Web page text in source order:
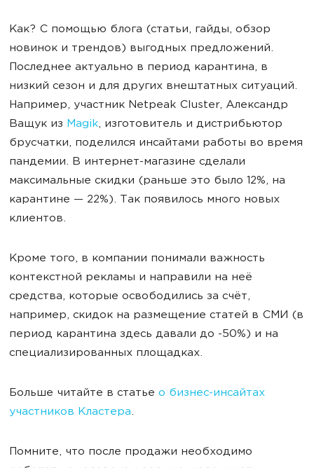
Как? С помощью блога (статьи, гайды, обзор
новинок и трендов) выгодных предложений.
Последнее актуально в период карантина, в
низкий сезон и для других внештатных ситуаций.
Например, участник Netpeak Cluster, Александр
Ващук из Magik, изготовитель и дистрибьютор
брусчатки, поделился инсайтами работы во время
пандемии. В интернет-магазине сделали
максимальные скидки (раньше это было 12%, на
карантине — 22%). Так появилось много новых
клиентов.
Кроме того, в компании понимали важность
контекстной рекламы и направили на неё
средства, которые освободились за счёт,
например, скидок на размещение статей в СМИ (в
период карантина здесь давали до -50%) и на
специализированных площадках.
Больше читайте в статье о бизнес-инсайтах
участников Кластера.
Помните, что после продажи необходимо